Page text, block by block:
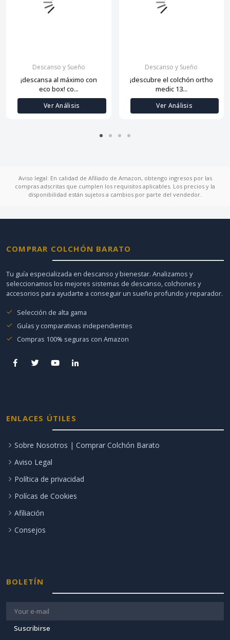
Descanso y Sueño
¡descansa al máximo con
eco box! co...
Ver Análisis
Descanso y Sueño
¡descubre el colchón ortho
medic 13...
Ver Análisis
Aviso legal: En calidad de Afiliado de Amazon, obtengo ingresos por las
compras adscritas que cumplen los requisitos aplicables. Los precios y la
disponibilidad están sujetos a cambios por parte del vendedor.
COMPRAR COLCHÓN BARATO
Tu guía especializada en descanso y bienestar. Analizamos y
seleccionamos los mejores sistemas de descanso, colchones y
accesorios para ayudarte a conseguir un sueño profundo y reparador.
Selección de alta gama
Guías y comparativas independientes
Compras 100% seguras con Amazon
ENLACES ÚTILES
Sobre Nosotros | Comprar Colchón Barato
Aviso Legal
Política de privacidad
Polícas de Cookies
Afiliación
Consejos
BOLETÍN
Suscribirse